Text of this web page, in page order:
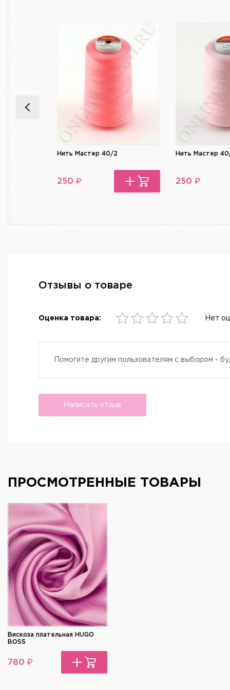
Нить Мастер 40/2
250 ₽
Нить Мастер
250 ₽
Отзывы о товаре
Оценка товара: Нет
Помогите другим пользователям с выбором -
Написать отзыв
ПРОСМОТРЕННЫЕ ТОВАРЫ
Вискоза плательная HUGO
BOSS
780 ₽